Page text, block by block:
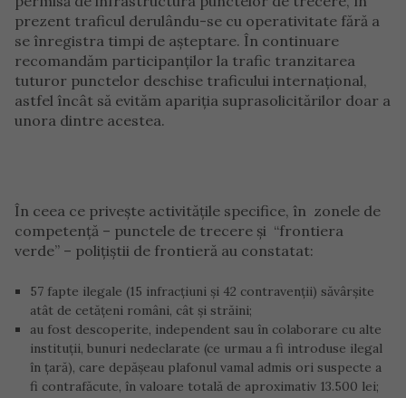
prezent traficul derulându-se cu operativitate fără a
se înregistra timpi de aşteptare. În continuare
recomandăm participanţilor la trafic tranzitarea
tuturor punctelor deschise traficului internaţional,
astfel încât să evităm apariţia suprasolicitărilor doar a
unora dintre acestea.
În ceea ce priveşte activităţile specifice, în zonele de
competenţă – punctele de trecere şi “frontiera
verde” – poliţiştii de frontieră au constatat:
57 fapte ilegale (15 infracţiuni şi 42 contravenţii) săvârşite
atât de cetăţeni români, cât şi străini;
au fost descoperite, independent sau în colaborare cu alte
instituţii, bunuri nedeclarate (ce urmau a fi introduse ilegal
în ţară), care depăşeau plafonul vamal admis ori suspecte a
fi contrafăcute, în valoare totală de aproximativ 13.500 lei;